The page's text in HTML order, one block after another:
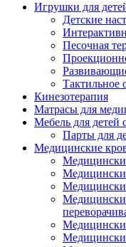
Игрушки для
Детские
Песочная
Тактильное
Кинезотерапия
Матрасы для
Мебель для
Парты для
Медицинские